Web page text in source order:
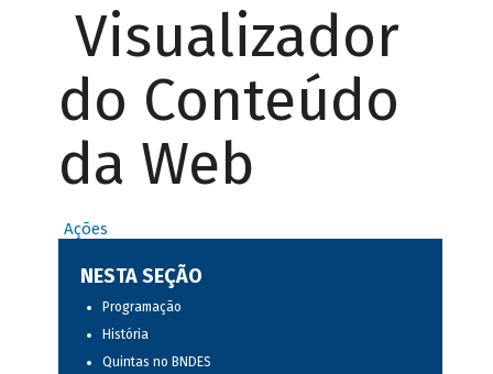
Visualizador
do Conteúdo
da Web
Ações
NESTA SEÇÃO
Programação
História
Quintas no BNDES